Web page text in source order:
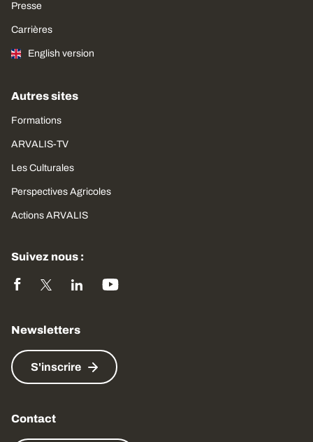
Presse
Carrières
English version
Autres sites
Formations
ARVALIS-TV
Les Culturales
Perspectives Agricoles
Actions ARVALIS
Suivez nous :
Newsletters
S'inscrire
Contact